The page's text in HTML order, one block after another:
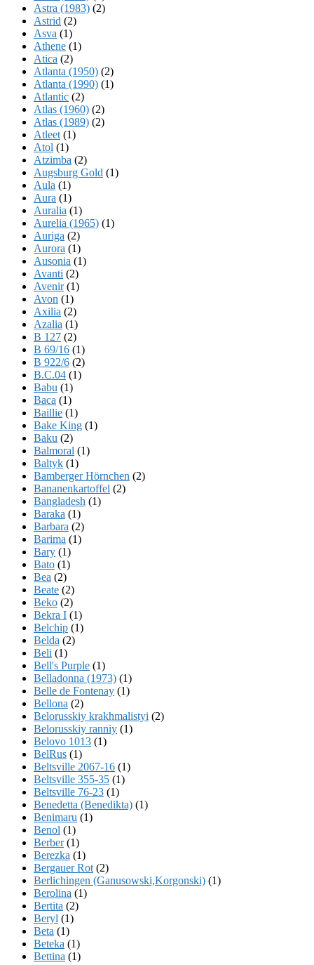
Astra (1983) (2)
Astrid (2)
Asva (1)
Athene (1)
Atica (2)
Atlanta (1950) (2)
Atlanta (1990) (1)
Atlantic (2)
Atlas (1960) (2)
Atlas (1989) (2)
Atleet (1)
Atol (1)
Atzimba (2)
Augsburg Gold (1)
Aula (1)
Aura (1)
Auralia (1)
Aurelia (1965) (1)
Auriga (2)
Aurora (1)
Ausonia (1)
Avanti (2)
Avenir(1)
Avon (1)
Axilia (2)
Azalia (1)
B 127 (2)
B 69/16 (1)
B 922/6 (2)
B.C.04 (1)
Babu (1)
Baca (1)
Baillie (1)
Bake King (1)
Baku (2)
Balmoral (1)
Baltyk (1)
Bamberger Hörnchen (2)
Bananenkartoffel (2)
Bangladesh (1)
Baraka (1)
Barbara (2)
Barima (1)
Bary (1)
Bato (1)
Bea (2)
Beate (2)
Beko (2)
Bekra I (1)
Belchip (1)
Belda (2)
Beli (1)
Bell's Purple (1)
Belladonna (1973) (1)
Belle de Fontenay (1)
Bellona (2)
Belorusskiy krakhmalistyi (2)
Belorusskiy ranniy (1)
Belovo 1013 (1)
BelRus (1)
Beltsville 2067-16 (1)
Beltsville 355-35 (1)
Beltsville 76-23 (1)
Benedetta (Benedikta) (1)
Benimaru (1)
Benol (1)
Berber(1)
Berezka (1)
Bergauer Rot (2)
Berlichingen (Ganusowski,Korgonski) (1)
Berolina (1)
Bertita (2)
Beryl (1)
Beta (1)
Beteka (1)
Bettina (1)